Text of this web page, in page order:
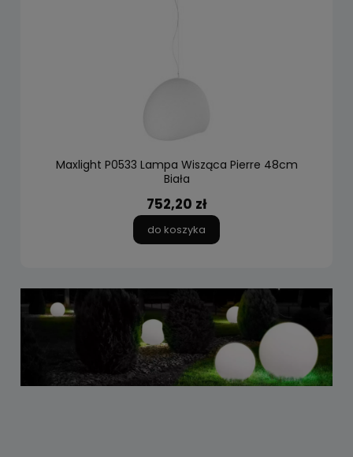
Maxlight P0533 Lampa Wisząca Pierre 48cm
Biała
752,20 zł
do koszyka